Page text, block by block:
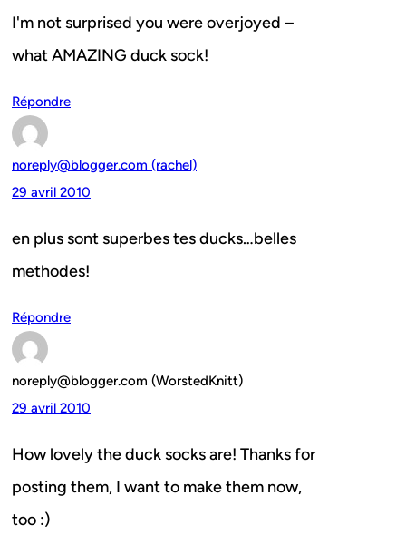
I'm not surprised you were overjoyed –
what AMAZING duck sock!
Répondre
noreply@blogger.com (rachel)
29 avril 2010
en plus sont superbes tes ducks…belles
methodes!
Répondre
noreply@blogger.com (WorstedKnitt)
29 avril 2010
How lovely the duck socks are! Thanks for
posting them, I want to make them now,
too :)